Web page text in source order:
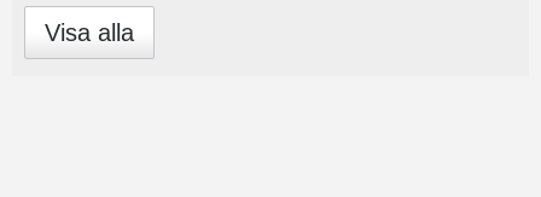
Visa alla